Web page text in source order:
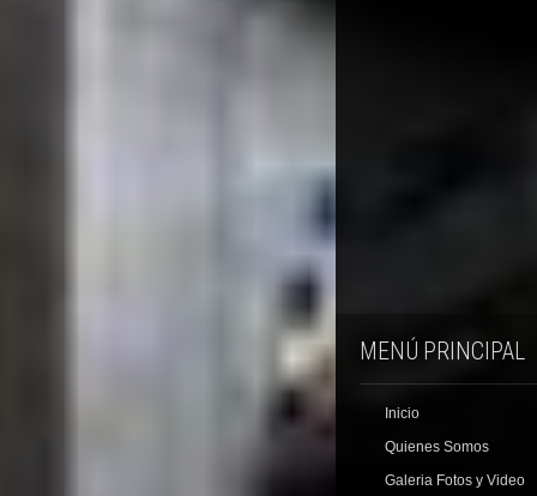
MENÚ PRINCIPAL
Inicio
Quienes Somos
Galeria Fotos y Video